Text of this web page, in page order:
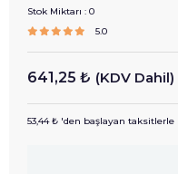
Stok Miktarı : 0
5.0
641,25 ₺ (KDV Dahil)
53,44 ₺ 'den başlayan taksitlerle